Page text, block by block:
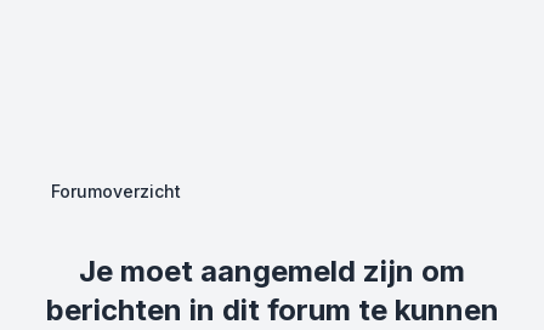
Forumoverzicht
Je moet aangemeld zijn om
berichten in dit forum te kunnen